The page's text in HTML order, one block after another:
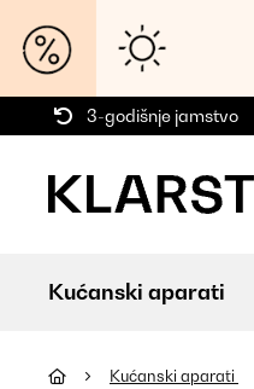
3-godišnje jamstvo
Kućanski aparati
Kućanski aparati